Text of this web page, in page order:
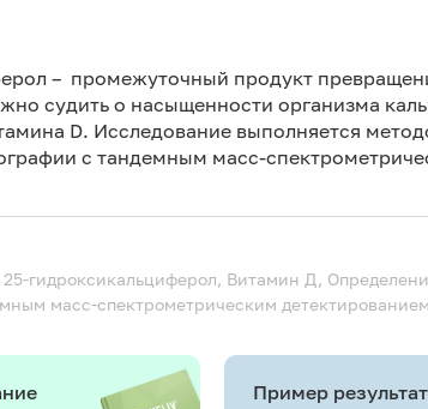
– промежуточный продукт
судить о насыщенности организма
D. Исследование выполняется
с тандемным масс-
гидроксикальциферол, Витамин Д,
масс-спектрометрическим детектированием
Пример